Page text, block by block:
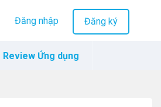
Đăng nhập Đăng ký
Review Ứng dụng